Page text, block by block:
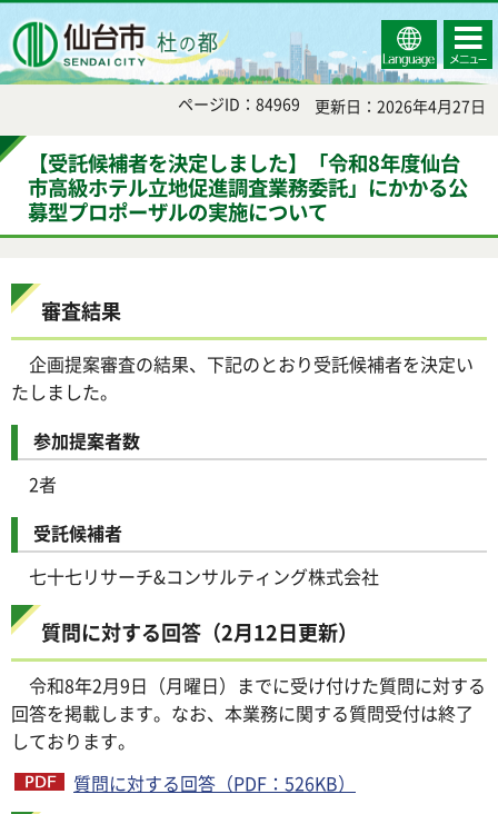
Select
Language
コンテ
ンツメ
ニュー
ページID：84969 更新日：2026年4月27日
【受託候補者を決定しました】「令和8年度仙台
市高級ホテル立地促進調査業務委託」にかかる公
募型プロポーザルの実施について
審査結果
企画提案審査の結果、下記のとおり受託候補者を決定い
たしました。
参加提案者数
2者
受託候補者
七十七リサーチ&コンサルティング株式会社
質問に対する回答（2月12日更新）
令和8年2月9日（月曜日）までに受け付けた質問に対する
回答を掲載します。なお、本業務に関する質問受付は終了
しております。
質問に対する回答（PDF：526KB）